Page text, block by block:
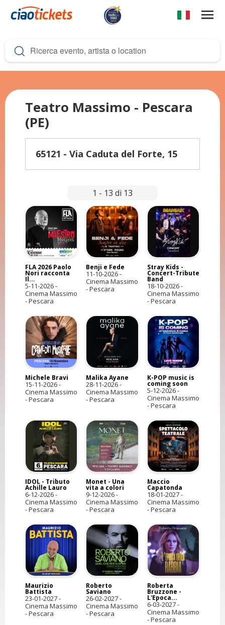
a
o
t
Teatro Massimo - Pescara
(PE)
65121 - Via Caduta del Forte, 15
1 - 13 di 13
FLA 2026 Paolo
Nori racconta
Il...
5-11-2026-
Cinema Massimo
- Pescara
Benji e Fede
11-10-2026-
Cinema Massimo
- Pescara
Stray Kids -
Concert-Tribute
Band
18-10-2026-
Cinema Massimo
- Pescara
Michele Bravi
15-11-2026-
Cinema Massimo
- Pescara
Malika Ayane
28-11-2026-
Cinema Massimo
- Pescara
K-POP music is
coming soon
5-12-2026-
Cinema Massimo
- Pescara
IDOL - Tributo
Achille Lauro
6-12-2026-
Cinema Massimo
- Pescara
Monet - Una
vita a colori
9-12-2026-
Cinema Massimo
- Pescara
Maccio
Capatonda
18-01-2027-
Cinema Massimo
- Pescara
Maurizio
Battista
23-01-2027-
Cinema Massimo
- Pescara
Roberto
Saviano
26-02-2027-
Cinema Massimo
- Pescara
Roberta
Bruzzone -
L'Epoca...
6-03-2027-
Cinema Massimo
- Pescara